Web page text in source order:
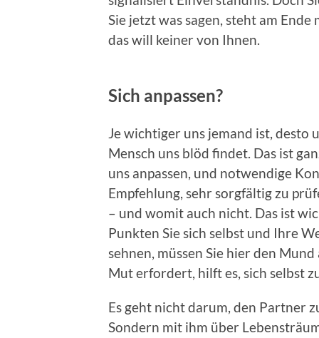
Sie jetzt was sagen, steht am
das will keiner von Ihnen.
Sich anpassen?
Je wichtiger uns jemand ist, desto
Mensch uns blöd findet. Das ist
uns anpassen, und notwendige
Empfehlung, sehr sorgfältig zu
– und womit auch nicht. Das ist
Punkten Sie sich selbst und Ihre
sehnen, müssen Sie hier den
Mut erfordert, hilft es, sich selbst
Es geht nicht darum, den Partner
Sondern mit ihm über